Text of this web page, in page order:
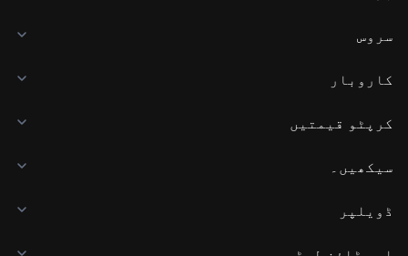
سروس
کاروبار
کرپٹو قیمتیں
سیکھیں۔
ڈویلپر